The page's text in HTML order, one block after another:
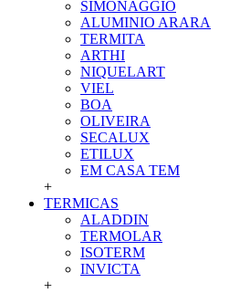
SIMONAGGIO
ALUMINIO ARARA
TERMITA
ARTHI
NIQUELART
VIEL
BOA
OLIVEIRA
SECALUX
ETILUX
EM CASA TEM
+
TERMICAS
ALADDIN
TERMOLAR
ISOTERM
INVICTA
+